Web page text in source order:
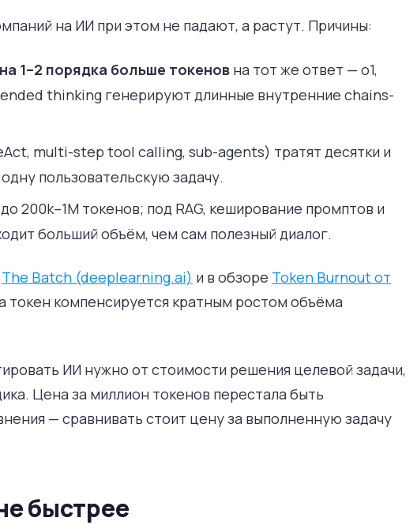
на ИИ при этом не падают, а растут. Причины:
1–2 порядка больше токенов на тот же ответ — o1,
thinking генерируют длинные внутренние chains-
multi-step tool calling, sub-agents) тратят десятки и
пользовательскую задачу.
200k–1M токенов; под RAG, кеширование промптов и
больший объём, чем сам полезный диалог.
The Batch (deeplearning.ai) и в обзоре Token Burnout от
токен компенсируется кратным ростом объёма
ИИ нужно от стоимости решения целевой задачи,
Цена за миллион токенов перестала быть
— сравнивать стоит цену за выполненную задачу
быстрее